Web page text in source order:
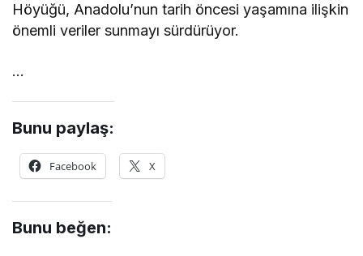
Höyüğü, Anadolu’nun tarih öncesi yaşamına ilişkin
önemli veriler sunmayı sürdürüyor.
…
Bunu paylaş:
Facebook X
Bunu beğen: